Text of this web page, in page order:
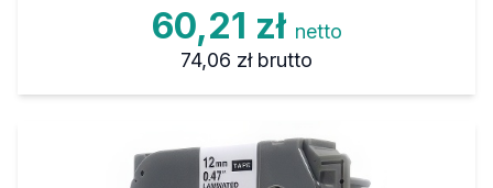
60,21 zł netto
74,06 zł brutto